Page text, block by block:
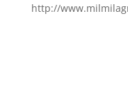
http://